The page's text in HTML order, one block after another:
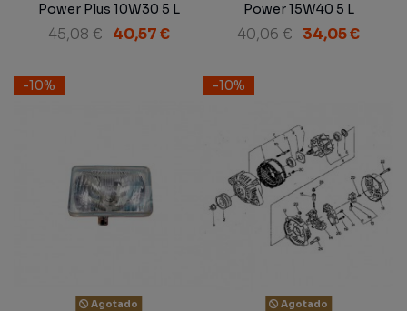
Power Plus 10W30 5 L
45,08 € 40,57 €
Power 15W40 5 L
40,06 € 34,05 €
-10%
Agotado
-10%
Agotado